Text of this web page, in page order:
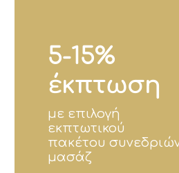
5-15%
έκπτωση
με επιλογή
εκπτωτικού
πακέτου
μασάζ